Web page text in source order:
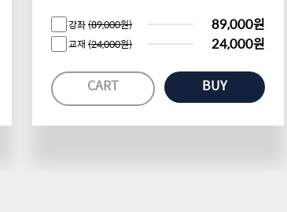
강좌(89,000원) 89,000원
교재 (24,000원) 24,000원
CART BUY